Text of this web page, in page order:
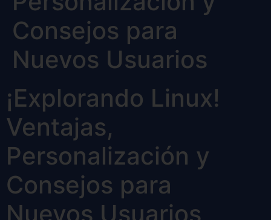
Consejos para
Nuevos Usuarios
¡Explorando Linux!
Ventajas,
Personalización y
Consejos para
Nuevos Usuarios